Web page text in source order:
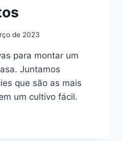
de 2023
para montar um
Juntamos
que são as mais
um cultivo fácil.